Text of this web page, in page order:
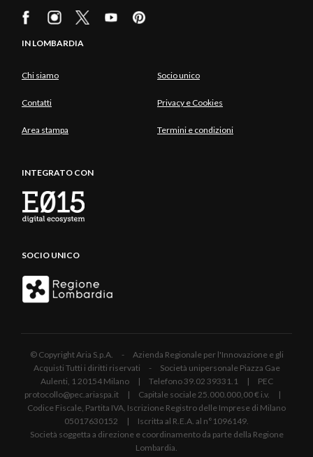
IN LOMBARDIA
Chi siamo Socio unico
Contatti Privacy e Cookies
Area stampa Termini e condizioni
INTEGRATO CON
SOCIO UNICO
© Copyright Aria S.p.A. - Azienda Regionale per l'Innovazione e gli
Acquisti Tutti i diritti riservati - Società unipersonale Piazza Gae
Aulenti, 1 20154 Milano | Telefono 39.02 39331.1 | PEC
protocollo@pec.ariaspa.it | Capitale sociale 25.000.000,00 € i.v. |
Codice Fiscale, Partita IVA, Iscrizione Registro delle Imprese di Milano
05017630152 | Iscritta al R.E.A. al n°1096149.
Società soggetta a direzione e coordinamento da parte della Regione
Lombardia.